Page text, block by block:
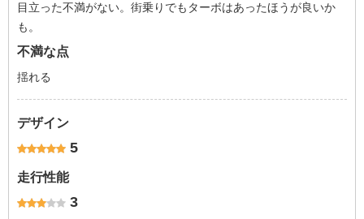
目立った不満がない。街乗りでもターボはあったほうが良いか
も。
不満な点
揺れる
デザイン
5
走行性能
3